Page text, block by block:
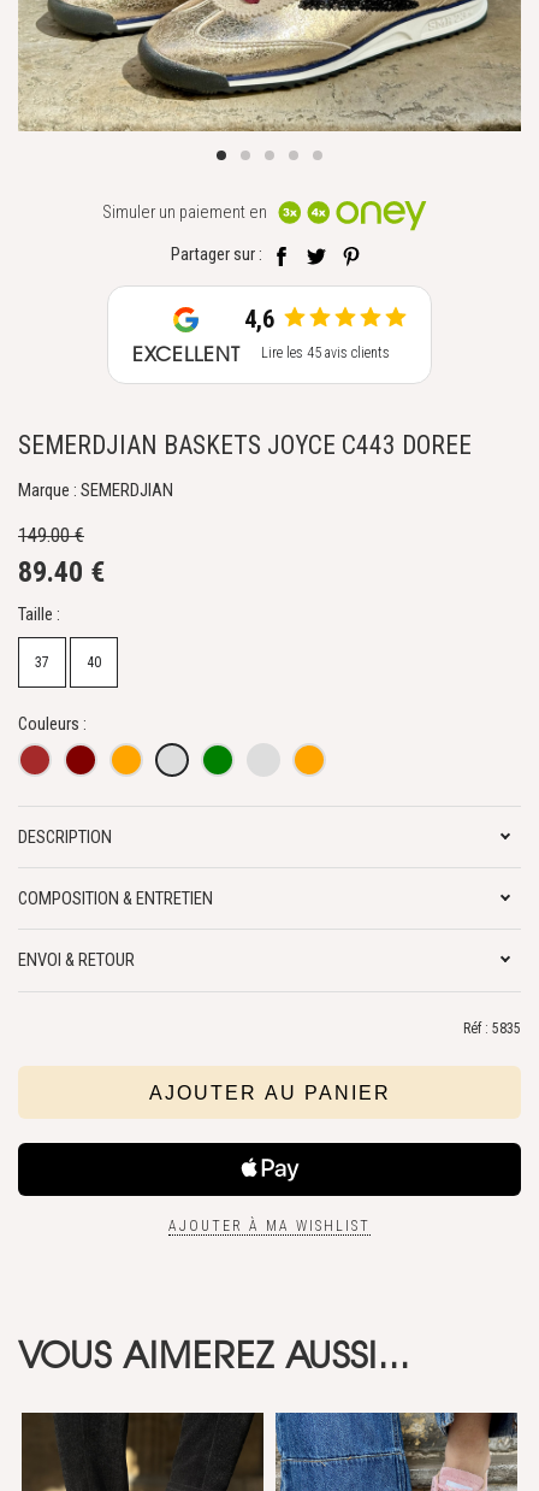
Simuler un paiement en
Partager sur :
EXCELLENT
4,6
Lire les 45 avis clients
SEMERDJIAN BASKETS JOYCE C443 DOREE
Marque : SEMERDJIAN
149.00 €
89.40 €
Taille :
37 40
Couleurs :
DESCRIPTION
COMPOSITION & ENTRETIEN
ENVOI & RETOUR
Réf : 5835
AJOUTER À MA WISHLIST
VOUS AIMEREZ AUSSI...